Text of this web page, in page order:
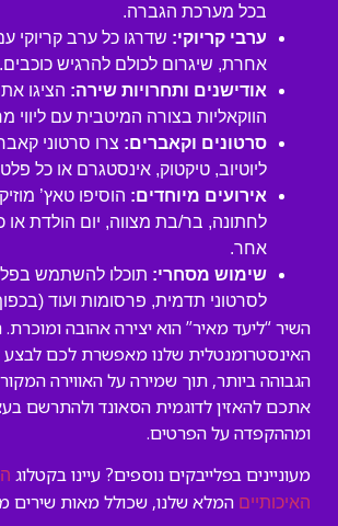
בכל מערכת הגברה.
ערבי קריוקי: שדרגו כל ערב קריוקי
אחרת, שיגרום לכולם להרגיש כוכבים.
אודישנים ותחרויות שירה: הציגו את
הווקאליות בצורה המיטבית עם ליווי
סרטונים וקאברים: צרו סרטוני
ליוטיוב, טיקטוק, אינסטגרם או כל
אירועים מיוחדים: הוסיפו טאץ’
לחתונה, בר/בת מצווה, יום הולדת או
אחר.
שימוש מסחרי: תוכלו להשתמש
לסרטוני תדמית, פרסומות ועוד
השיר “ליעד מאיר” הוא יצירה אהובה
האינסטרומנטלית שלנו מאפשרת לכם
הגבוהה ביותר, תוך שמירה על האווירה
אתכם להאזין לדוגמית הסאונד ולהתרשם
ומההקפדה על הפרטים.
מעוניינים בפלייבקים נוספים? עיינו בקטלוג
האיכותיים המלא שלנו, שכולל מאות שירים